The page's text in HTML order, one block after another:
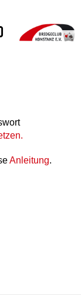
Anleitung.